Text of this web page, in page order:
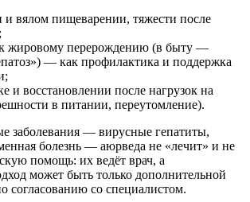
и вялом пищеварении, тяжести после
жировому перерождению (в быту —
— как профилактика и поддержка
и восстановлении после нагрузок на
в питании, переутомление).
заболевания — вирусные гепатиты,
болезнь — аюрведа не «лечит» и не
помощь: их ведёт врач, а
может быть только дополнительной
согласованию со специалистом.